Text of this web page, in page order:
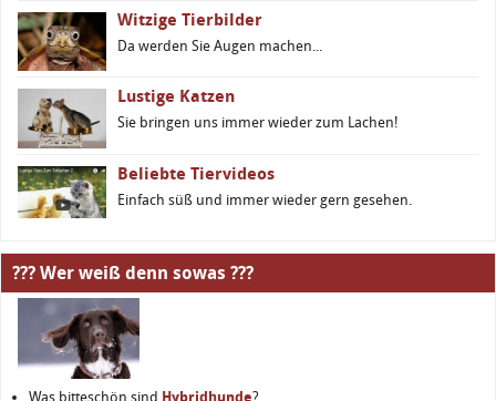
Witzige Tierbilder
Da werden Sie Augen machen...
Lustige Katzen
Sie bringen uns immer wieder zum Lachen!
Beliebte Tiervideos
Einfach süß und immer wieder gern gesehen.
??? Wer weiß denn sowas ???
Was bitteschön sind Hybridhunde?